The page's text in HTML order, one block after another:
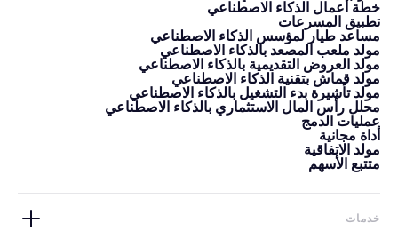
خطة أعمال الذكاء الاصطناعي
تطبيق المسرعات
مساعد طيار لمؤسس الذكاء الاصطناعي
مولد ملعب المصعد بالذكاء الاصطناعي
مولد العروض التقديمية بالذكاء الاصطناعي
مولد قماش بتقنية الذكاء الاصطناعي
مولد تأشيرة بدء التشغيل بالذكاء الاصطناعي
محلل رأس المال الاستثماري بالذكاء الاصطناعي
عمليات الدمج
أداة مجانية
مولد الاتفاقية
متتبع الأسهم
خدمات